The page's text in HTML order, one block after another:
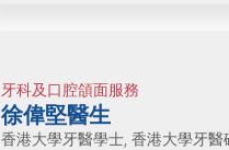
牙科及口腔頜面服務
徐偉堅醫生
香港大學牙醫學士, 香港大學牙